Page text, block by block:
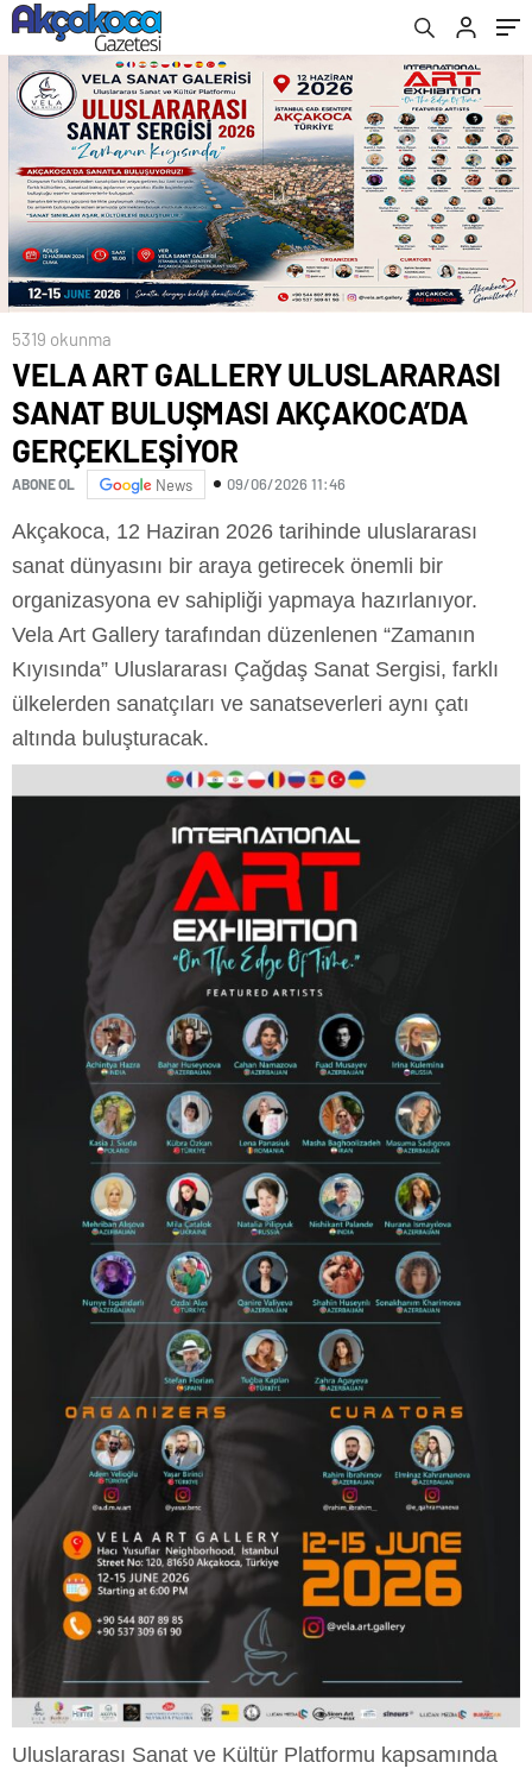
5319 okunma
VELA ART GALLERY ULUSLARARASI
SANAT BULUŞMASI AKÇAKOCA’DA
GERÇEKLEŞİYOR
ABONE OL News 09/06/2026 11:46
Akçakoca, 12 Haziran 2026 tarihinde uluslararası
sanat dünyasını bir araya getirecek önemli bir
organizasyona ev sahipliği yapmaya hazırlanıyor.
Vela Art Gallery tarafından düzenlenen “Zamanın
Kıyısında” Uluslararası Çağdaş Sanat Sergisi, farklı
ülkelerden sanatçıları ve sanatseverleri aynı çatı
altında buluşturacak.
Uluslararası Sanat ve Kültür Platformu kapsamında